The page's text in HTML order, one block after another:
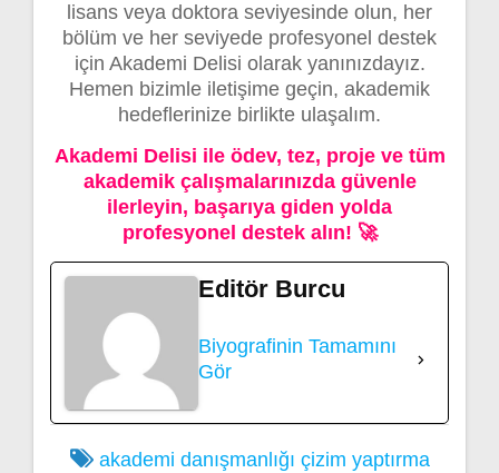
lisans veya doktora seviyesinde olun, her
bölüm ve her seviyede profesyonel destek
için Akademi Delisi olarak yanınızdayız.
Hemen bizimle iletişime geçin, akademik
hedeflerinize birlikte ulaşalım.
Akademi Delisi ile ödev, tez, proje ve tüm
akademik çalışmalarınızda güvenle
ilerleyin, başarıya giden yolda
profesyonel destek alın! 🚀
Editör Burcu
Biyografinin Tamamını
Gör
akademi danışmanlığı çizim yaptırma